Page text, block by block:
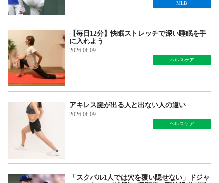
MLB
【毎日12分】快眠ストレッチで深い睡眠を手
に入れよう
2026.08.09
ヘルスケア
アキレス腱が出る人と出ない人の違い
2026.08.09
ヘルスケア
「スクバル1人では穴を覆い隠せない」ドジャ